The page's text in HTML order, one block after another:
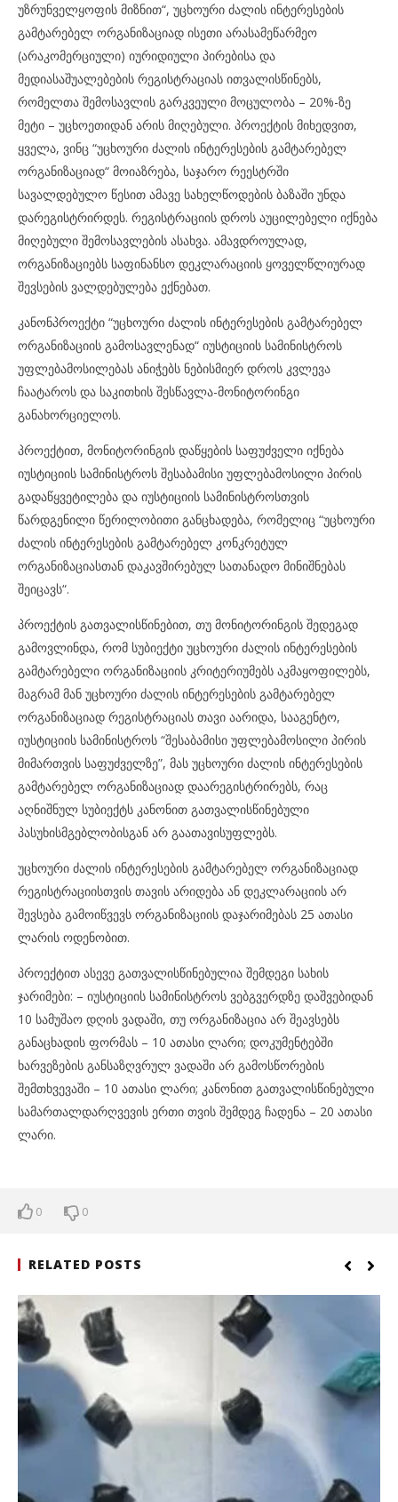
უზრუნველყოფის მიზნით“, უცხოური ძალის ინტერესების
გამტარებელ ორგანიზაციად ისეთი არასამეწარმეო
(არაკომერციული) იურიდიული პირებისა და
მედიასაშუალებების რეგისტრაციას ითვალისწინებს,
რომელთა შემოსავლის გარკვეული მოცულობა – 20%-ზე
მეტი – უცხოეთიდან არის მიღებული. პროექტის მიხედვით,
ყველა, ვინც “უცხოური ძალის ინტერესების გამტარებელ
ორგანიზაციად“ მოიაზრება, საჯარო რეესტრში
სავალდებულო წესით ამავე სახელწოდების ბაზაში უნდა
დარეგისტრირდეს. რეგისტრაციის დროს აუცილებელი იქნება
მიღებული შემოსავლების ასახვა. ამავდროულად,
ორგანიზაციებს საფინანსო დეკლარაციის ყოველწლიურად
შევსების ვალდებულება ექნებათ.
კანონპროექტი “უცხოური ძალის ინტერესების გამტარებელ
ორგანიზაციის გამოსავლენად“ იუსტიციის სამინისტროს
უფლებამოსილებას ანიჭებს ნებისმიერ დროს კვლევა
ჩაატაროს და საკითხის შესწავლა-მონიტორინგი
განახორციელოს.
პროექტით, მონიტორინგის დაწყების საფუძველი იქნება
იუსტიციის სამინისტროს შესაბამისი უფლებამოსილი პირის
გადაწყვეტილება და იუსტიციის სამინისტროსთვის
წარდგენილი წერილობითი განცხადება, რომელიც “უცხოური
ძალის ინტერესების გამტარებელ კონკრეტულ
ორგანიზაციასთან დაკავშირებულ სათანადო მინიშნებას
შეიცავს“.
პროექტის გათვალისწინებით, თუ მონიტორინგის შედეგად
გამოვლინდა, რომ სუბიექტი უცხოური ძალის ინტერესების
გამტარებელი ორგანიზაციის კრიტერიუმებს აკმაყოფილებს,
მაგრამ მან უცხოური ძალის ინტერესების გამტარებელ
ორგანიზაციად რეგისტრაციას თავი აარიდა, სააგენტო,
იუსტიციის სამინისტროს “შესაბამისი უფლებამოსილი პირის
მიმართვის საფუძველზე”, მას უცხოური ძალის ინტერესების
გამტარებელ ორგანიზაციად დაარეგისტრირებს, რაც
აღნიშნულ სუბიექტს კანონით გათვალისწინებული
პასუხისმგებლობისგან არ გაათავისუფლებს.
უცხოური ძალის ინტერესების გამტარებელ ორგანიზაციად
რეგისტრაციისთვის თავის არიდება ან დეკლარაციის არ
შევსება გამოიწვევს ორგანიზაციის დაჯარიმებას 25 ათასი
ლარის ოდენობით.
პროექტით ასევე გათვალისწინებულია შემდეგი სახის
ჯარიმები: – იუსტიციის სამინისტროს ვებგვერდზე დაშვებიდან
10 სამუშაო დღის ვადაში, თუ ორგანიზაცია არ შეავსებს
განაცხადის ფორმას – 10 ათასი ლარი; დოკუმენტებში
ხარვეზების განსაზღვრულ ვადაში არ გამოსწორების
შემთხვევაში – 10 ათასი ლარი; კანონით გათვალისწინებული
სამართალდარღვევის ერთი თვის შემდეგ ჩადენა – 20 ათასი
ლარი.
0 0
RELATED POSTS